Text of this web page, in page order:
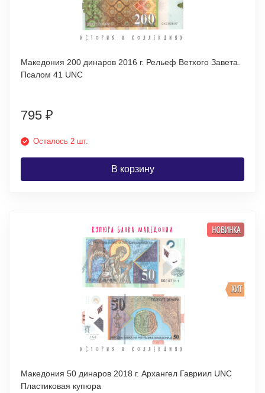
Македония 200 динаров 2016 г. Рельеф Ветхого Завета.
Псалом 41 UNC
795 ₽
Осталось 2 шт.
В корзину
ХИТ
НОВИНКА
Македония 50 динаров 2018 г. Архангел Гавриил UNC
Пластиковая купюра